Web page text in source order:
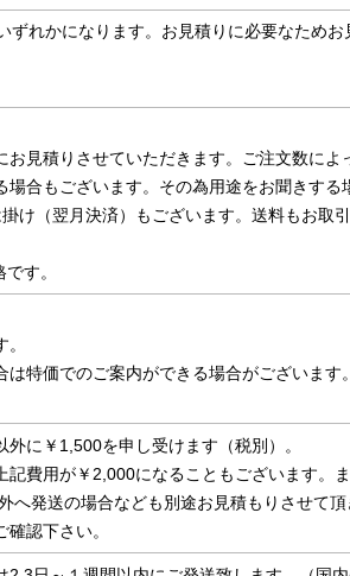
れかになります。お見積りに必要なため
見積りさせていただきます。ご注文数に
合もございます。その為用途をお聞きする
け（翌月決済）もございます。送料もお取
す。
特価でのご案内ができる場合がございます
に￥1,500を申し受けます（税別）。
費用が￥2,000になることもございます。
発送の場合なども別途お見積もりさせて頂
認下さい。